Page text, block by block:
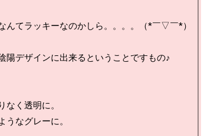
んてラッキーなのかしら。。。。（*￣▽￣*）
陽デザインに出来るということですもの♪
なく透明に。
うなグレーに。